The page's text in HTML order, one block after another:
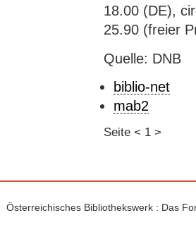
18.00 (DE),
25.90 (freier
Quelle: DNB
biblio-net
mab2
Seite < 1 >
Bibliothekswerk : Das